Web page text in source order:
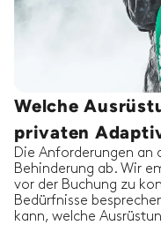
Welche
privaten
Die Anforderungen an
Behinderung ab. Wir
vor der Buchung zu
Bedürfnisse
kann, welche